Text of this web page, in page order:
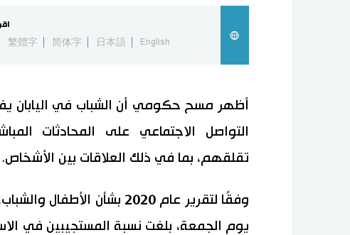
English
日本語
简体字
繁體字
أظهر مسح حكومي أن الشباب في اليابان
التواصل الاجتماعي على المحادثات
تقلقهم، بما في ذلك العلاقات بين الأشخاص.
وفقًا لتقرير عام 2020 بشأن
يوم الجمعة، بلغت نسبة المستجيبين في